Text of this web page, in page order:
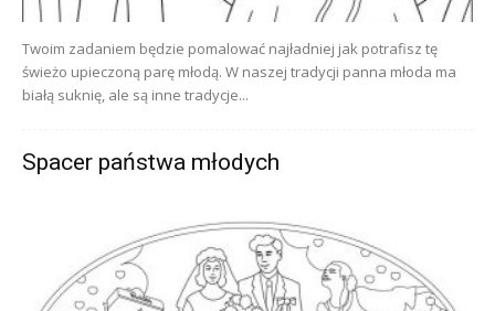
Twoim zadaniem będzie pomalować najładniej jak potrafisz tę
świeżo upieczoną parę młodą. W naszej tradycji panna młoda ma
białą suknię, ale są inne tradycje...
Spacer państwa młodych